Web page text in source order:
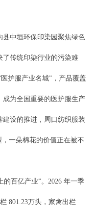
中垣环保印染园聚焦绿色
了传统印染行业的污染难
护服产业名城”，产品覆盖
成为全国重要的医护服生产
设的推进，周口纺织服装
，一朵棉花的价值正在被不
百亿产业”。2026 年一季
801.23万头，家禽出栏